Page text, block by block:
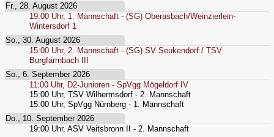
Fr., 28. August 2026
19:00 Uhr, 1. Mannschaft - (SG) Oberasbach/Weinzierlein-
Wintersdorf 1
So., 30. August 2026
15:00 Uhr, 2. Mannschaft - (SG) SV Seukendorf / TSV
Burgfarrnbach III
So., 6. September 2026
11:00 Uhr, D2-Junioren - SpVgg Mögeldorf IV
15:00 Uhr, TSV Wilhermsdorf - 2. Mannschaft
15:00 Uhr, SpVgg Nürnberg - 1. Mannschaft
Do., 10. September 2026
19:00 Uhr, ASV Veitsbronn II - 2. Mannschaft